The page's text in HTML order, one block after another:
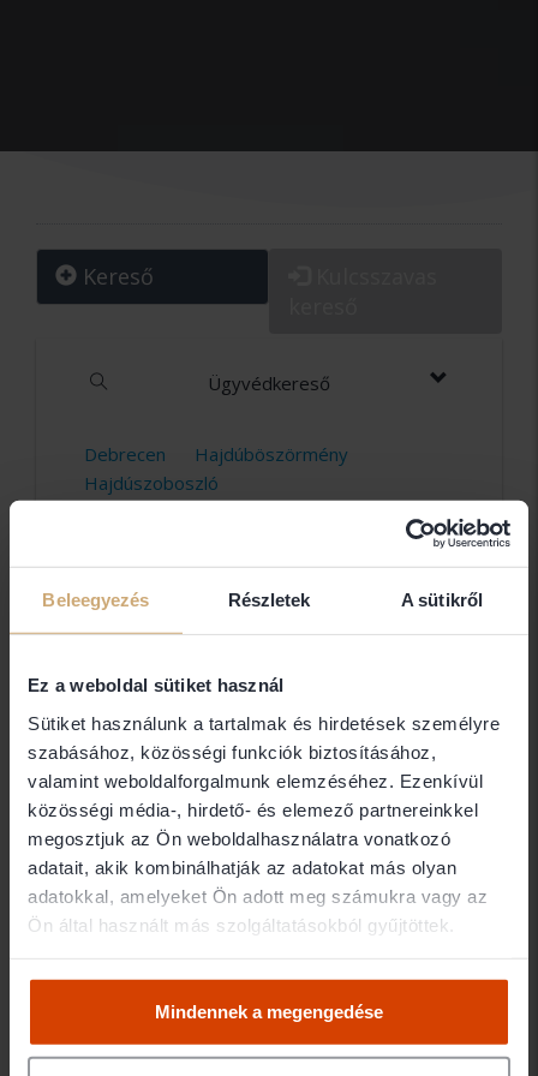
Beleegyezés Részletek A sütikről
Ez a weboldal sütiket használ
Sütiket használunk a tartalmak és hirdetések személyre
szabásához, közösségi funkciók biztosításához,
valamint weboldalforgalmunk elemzéséhez. Ezenkívül
közösségi média-, hirdető- és elemező partnereinkkel
megosztjuk az Ön weboldalhasználatra vonatkozó
adatait, akik kombinálhatják az adatokat más olyan
adatokkal, amelyeket Ön adott meg számukra vagy az
Ön által használt más szolgáltatásokból gyűjtöttek.
Mindennek a megengedése
Kereső
Ügyvédkereső
Debrecen
Hajdúböszörmény
Hajdúszoboszló
Dr. Czár Csaba
DR.CZÁR ÜGYVÉDI IRODA
4026 Debrecen
Dr. Czére-réti Gabriella
DR.CZÉRE-RÉTI ÜGYVÉDI IRODA
4025 Debrecen
Dr. Dalanics Ivett
4100 Berettyóújfalu